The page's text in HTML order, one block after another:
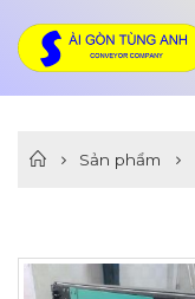
Sản phẩm